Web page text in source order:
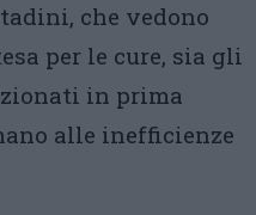
che vedono
per le cure, sia gli
in prima
alle inefficienze